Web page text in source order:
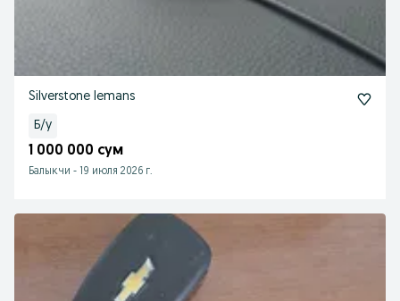
Silverstone lemans
Б/у
1 000 000 сум
Балыкчи - 19 июля 2026 г.